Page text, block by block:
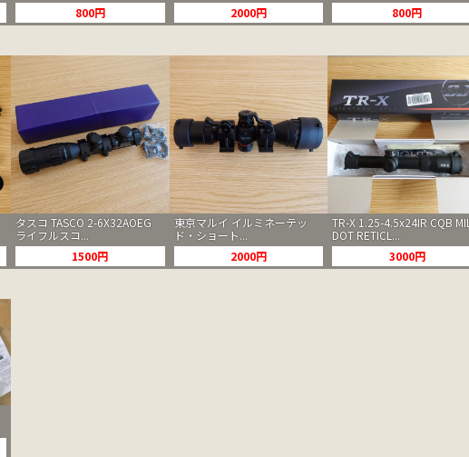
800円
2000円
800円
タスコ TASCO 2-6X32AOEG
ライフルスコ...
1500円
東京マルイ イルミネーテッ
ド・ショート...
2000円
TR-X 1.25-4.5x24IR CQB
DOT RETICL...
3000円